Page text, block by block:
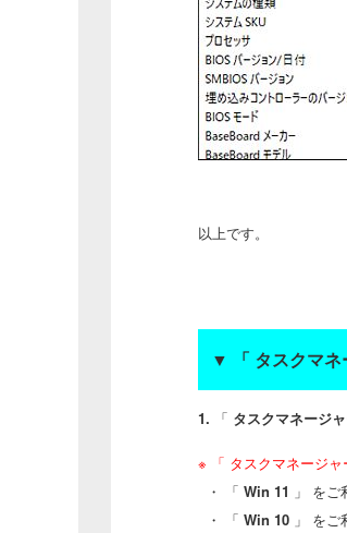
以上です。
▼ 「 タスクマ
1. 「 タスクマネージ
※ 「 タスクマネージャ
・ 「 Win 11 」 を
・ 「 Win 10 」 を